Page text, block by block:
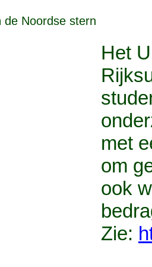
Noordse stern
Het
met
om
ook
Zie: